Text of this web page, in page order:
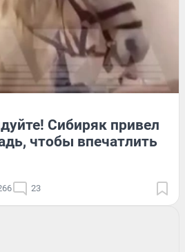
Сибиряк привел
чтобы впечатлить
23